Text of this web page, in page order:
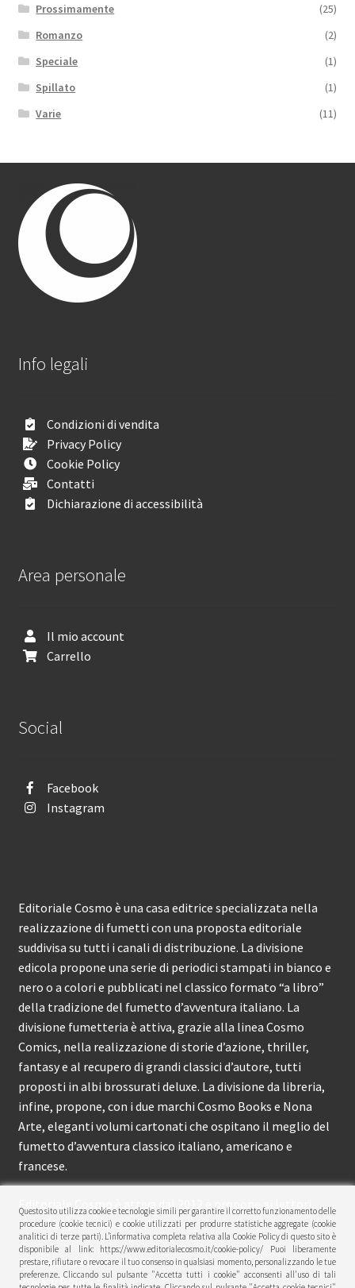
Prossimamente
(25)
Romanzo
(2)
Speciale
(1)
Spillato
(1)
Varie
(11)
Info legali
Condizioni di vendita
Privacy Policy
Cookie Policy
Contatti
Dichiarazione di accessibilità
Area personale
Il mio account
Carrello
Social
Facebook
Instagram
Editoriale Cosmo è una casa editrice specializzata nella
realizzazione di fumetti con una proposta editoriale
suddivisa su tutti i canali di distribuzione. La divisione
edicola propone una serie di periodici stampati in bianco e
nero o a colori e pubblicati nel classico formato “a libro”
della tradizione del fumetto d’avventura italiano. La
divisione fumetteria è attiva, grazie alla linea Cosmo
Comics, nella realizzazione di storie d’azione, thriller,
fantasy e al recupero di grandi classici d’autore, tutti
proposti in albi brossurati deluxe. La divisione da libreria,
infine, propone, con i due marchi Cosmo Books e Nona
Arte, eleganti volumi cartonati che ospitano il meglio del
fumetto d’avventura classico italiano, americano e
francese.
Editoriale Cosmo è attiva dal 2012 e propone ai lettori
circa 150 pubblicazioni l’anno.
© Editoriale Cosmo 2026
Privacy Policy
Questo sito utilizza cookie e tecnologie simili per garantire il corretto funzionamento delle
procedure (cookie tecnici) e cookie utilizzati per produrre statistiche aggregate (cookie
analitici di terze parti). L’informativa completa relativa alla Cookie Policy di questo sito è
disponibile al link: https://www.editorialecosmo.it/cookie-policy/ Puoi liberamente
prestare, rifiutare o revocare il tuo consenso in qualsiasi momento, personalizzando le tue
preferenze. Cliccando sul pulsante "Accetta tutti i cookie" acconsenti all'uso di tali